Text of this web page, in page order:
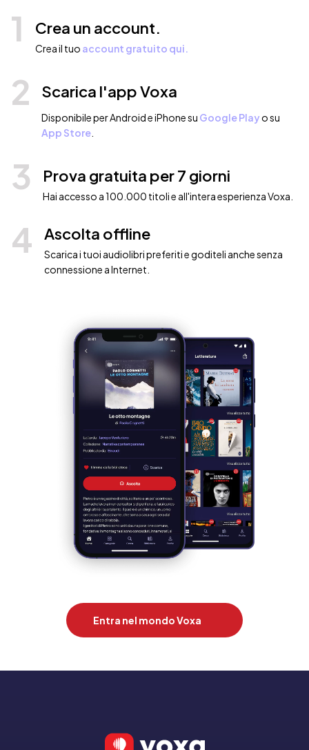
1 Crea un account.
Crea il tuo account gratuito qui.
2 Scarica l'app Voxa
Disponibile per Android e iPhone su Google Playo su
App Store
3 Prova gratuita per 7 giorni
Hai accesso a 100.000 titoli e all'intera esperienza Voxa.
4 Ascolta offline
Scarica i tuoi audiolibri preferiti e goditeli anche senza
connessione a Internet.
Entra nel mondo Voxa